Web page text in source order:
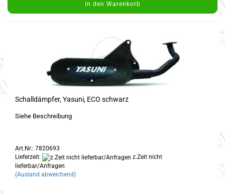
In den Warenkorb
Schalldämpfer, Yasuni, ECO schwarz
Siehe Beschreibung
Art.Nr.: 7820693
Lieferzeit:
z.Zeit nicht
lieferbar/Anfragen
(Ausland abweichend)